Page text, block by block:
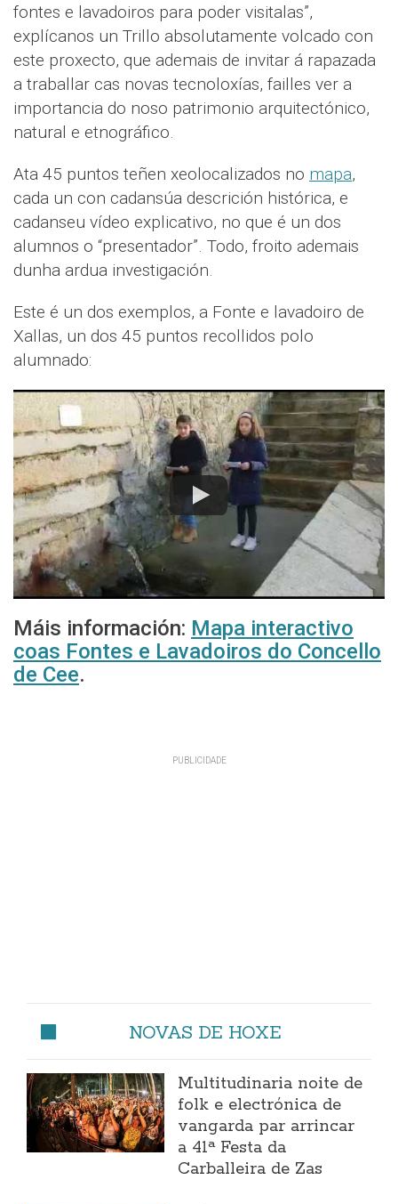
fontes e lavadoiros para poder visitalas”,
explícanos un Trillo absolutamente volcado con
este proxecto, que ademais de invitar á rapazada
a traballar cas novas tecnoloxías, failles ver a
importancia do noso patrimonio arquitectónico,
natural e etnográfico.
Ata 45 puntos teñen xeolocalizados no mapa,
cada un con cadansúa descrición histórica, e
cadanseu vídeo explicativo, no que é un dos
alumnos o “presentador”. Todo, froito ademais
dunha ardua investigación.
Este é un dos exemplos, a Fonte e lavadoiro de
Xallas, un dos 45 puntos recollidos polo
alumnado:
Máis información: Mapa interactivo
coas Fontes e Lavadoiros do Concello
de Cee.
NOVAS DE HOXE
Multitudinaria noite de
folk e electrónica de
vangarda par arrincar
a 41ª Festa da
Carballeira de Zas